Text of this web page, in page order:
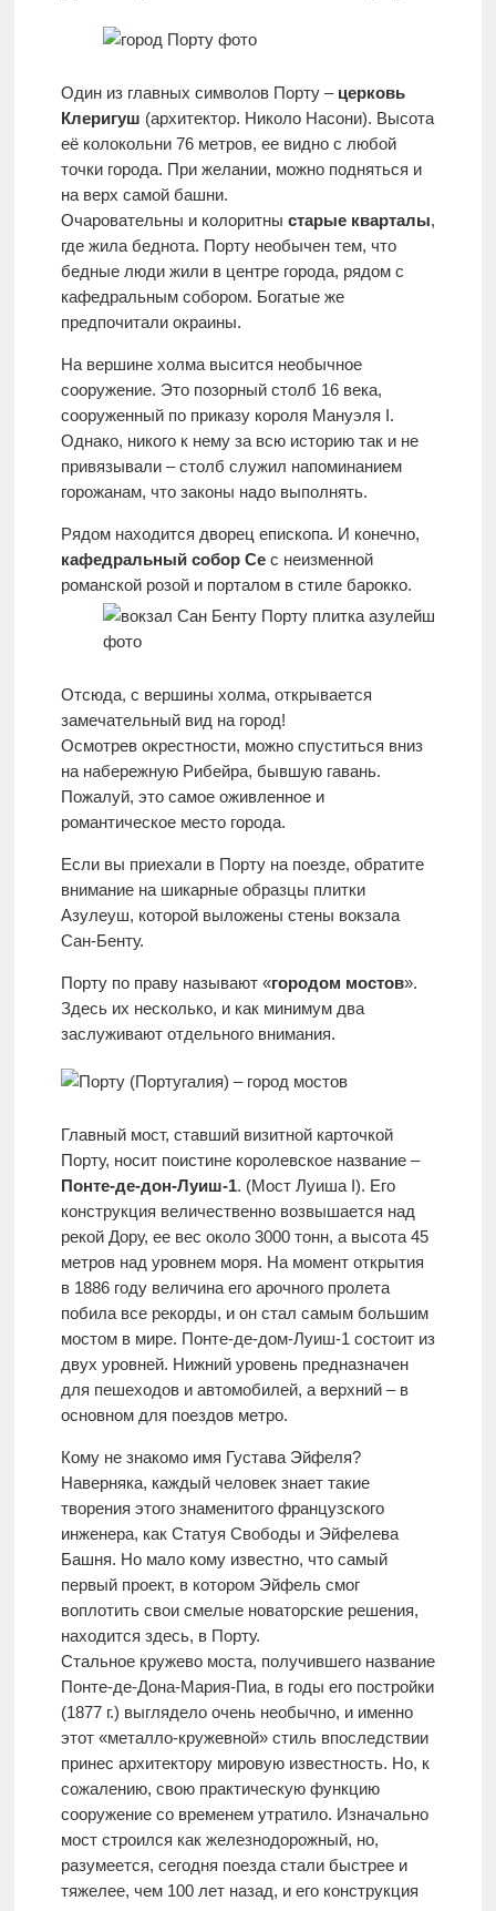
Один из главных символов Порту – церковь
Клеригуш (архитектор. Николо Насони). Высота
её колокольни 76 метров, ее видно с любой
точки города. При желании, можно подняться и
на верх самой башни.
Очаровательны и колоритны старые кварталы,
где жила беднота. Порту необычен тем, что
бедные люди жили в центре города, рядом с
кафедральным собором. Богатые же
предпочитали окраины.
На вершине холма высится необычное
сооружение. Это позорный столб 16 века,
сооруженный по приказу короля Мануэля I.
Однако, никого к нему за всю историю так и не
привязывали – столб служил напоминанием
горожанам, что законы надо выполнять.
Рядом находится дворец епископа. И конечно,
кафедральный собор Сес неизменной
романской розой и порталом в стиле барокко.
Отсюда, с вершины холма, открывается
замечательный вид на город!
Осмотрев окрестности, можно спуститься вниз
на набережную Рибейра, бывшую гавань.
Пожалуй, это самое оживленное и
романтическое место города.
Если вы приехали в Порту на поезде, обратите
внимание на шикарные образцы плитки
Азулеуш, которой выложены стены вокзала
Сан-Бенту.
Порту по праву называют «городом мостов».
Здесь их несколько, и как минимум два
заслуживают отдельного внимания.
Главный мост, ставший визитной карточкой
Порту, носит поистине королевское название –
Понте-де-дон-Луиш-1. (Мост Луиша I). Его
конструкция величественно возвышается над
рекой Дору, ее вес около 3000 тонн, а высота 45
метров над уровнем моря. На момент открытия
в 1886 году величина его арочного пролета
побила все рекорды, и он стал самым большим
мостом в мире. Понте-де-дом-Луиш-1 состоит из
двух уровней. Нижний уровень предназначен
для пешеходов и автомобилей, а верхний – в
основном для поездов метро.
Кому не знакомо имя Густава Эйфеля?
Наверняка, каждый человек знает такие
творения этого знаменитого французского
инженера, как Статуя Свободы и Эйфелева
Башня. Но мало кому известно, что самый
первый проект, в котором Эйфель смог
воплотить свои смелые новаторские решения,
находится здесь, в Порту.
Стальное кружево моста, получившего название
Понте-де-Дона-Мария-Пиа, в годы его постройки
(1877 г.) выглядело очень необычно, и именно
этот «металло-кружевной» стиль впоследствии
принес архитектору мировую известность. Но, к
сожалению, свою практическую функцию
сооружение со временем утратило. Изначально
мост строился как железнодорожный, но,
разумеется, сегодня поезда стали быстрее и
тяжелее, чем 100 лет назад, и его конструкция